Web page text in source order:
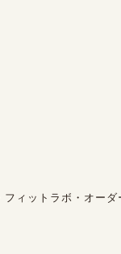
フィットラボ・オー